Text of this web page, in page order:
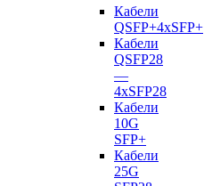
Кабели
QSFP+4xSFP+
Кабели
QSFP28
—
4xSFP28
Кабели
10G
SFP+
Кабели
25G